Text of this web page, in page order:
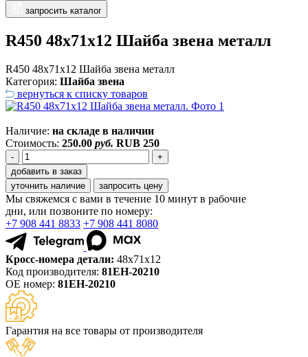
запросить каталог
R450 48x71x12 Шайба звена металл
R450 48x71x12 Шайба звена металл
Категория: Шайба звена
вернуться к списку товаров
Наличие: на складе в наличии
Стоимость: 250.00 руб. RUB 250
-
+
добавить в заказ
уточнить наличие
запросить цену
Мы свяжемся с вами в течение 10 минут в рабочие
дни, или позвоните по номеру:
+7 908 441 8833 +7 908 441 8080
Кросс-номера детали: 48x71x12
Код производителя: 81EH-20210
ОЕ номер: 81EH-20210
Гарантия на все товары от производителя